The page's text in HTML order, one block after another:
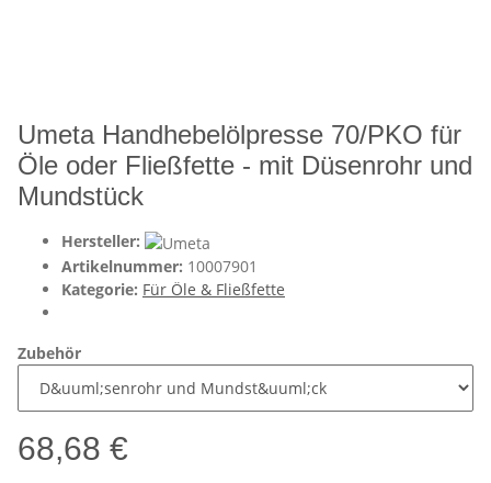
Umeta Handhebelölpresse 70/PKO für
Öle oder Fließfette - mit Düsenrohr und
Mundstück
Hersteller:
Artikelnummer: 10007901
Kategorie: Für Öle & Fließfette
Zubehör
68,68 €